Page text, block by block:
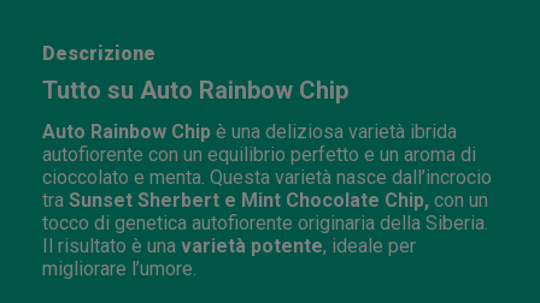
Descrizione
Tutto su Auto Rainbow Chip
Auto Rainbow Chip è una deliziosa varietà ibrida
autofiorente con un equilibrio perfetto e un aroma di
cioccolato e menta. Questa varietà nasce dall’incrocio
tra Sunset Sherbert e Mint Chocolate Chip, con un
tocco di genetica autofiorente originaria della Siberia.
Il risultato è una varietà potente, ideale per
migliorare l’umore.